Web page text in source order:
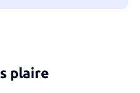
plaire